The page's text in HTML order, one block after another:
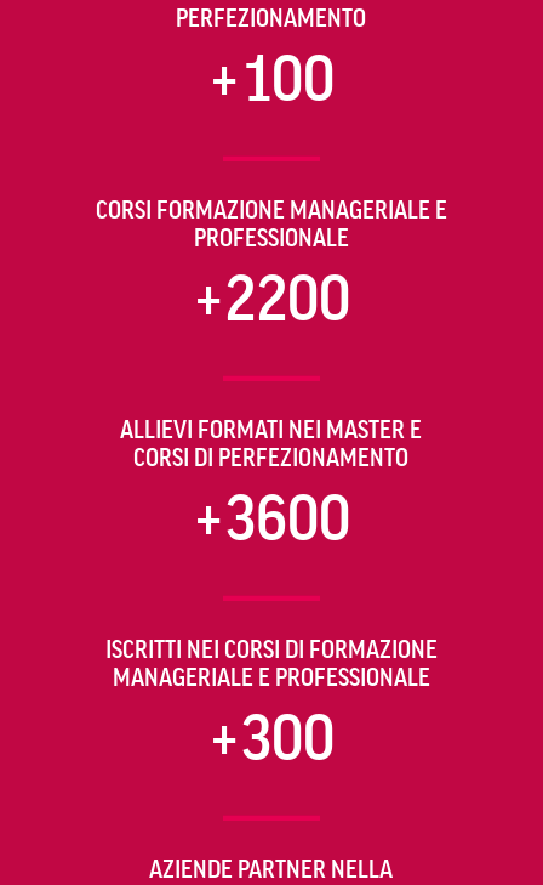
PERFEZIONAMENTO
+100
CORSI FORMAZIONE MANAGERIALE E
PROFESSIONALE
+2200
ALLIEVI FORMATI NEI MASTER E
CORSI DI PERFEZIONAMENTO
+3600
ISCRITTI NEI CORSI DI FORMAZIONE
MANAGERIALE E PROFESSIONALE
+300
AZIENDE PARTNER NELLA